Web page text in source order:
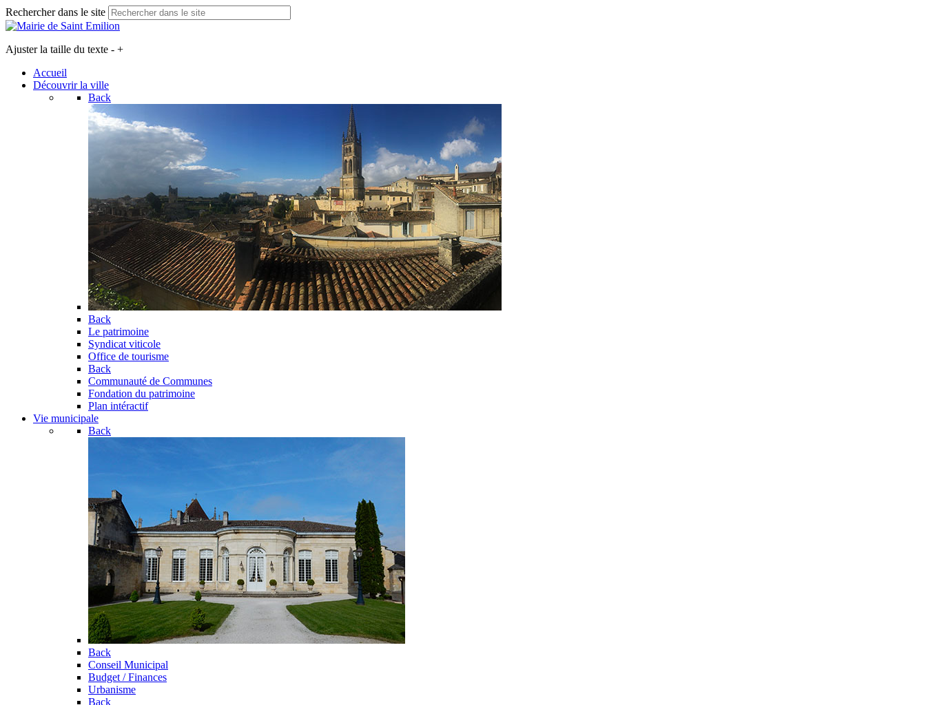
Rechercher dans le site
Ajuster la taille du texte - +
Accueil
Découvrir la ville
Back
Back
Le patrimoine
Syndicat viticole
Office de tourisme
Back
Communauté de Communes
Fondation du patrimoine
Plan intéractif
Vie municipale
Back
Back
Conseil Municipal
Budget / Finances
Urbanisme
Back